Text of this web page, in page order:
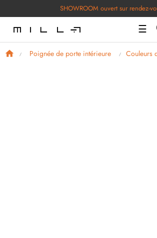
SHOWROOM ouvert sur rendez-
la
☰
Poignée de porte intérieure Couleurs